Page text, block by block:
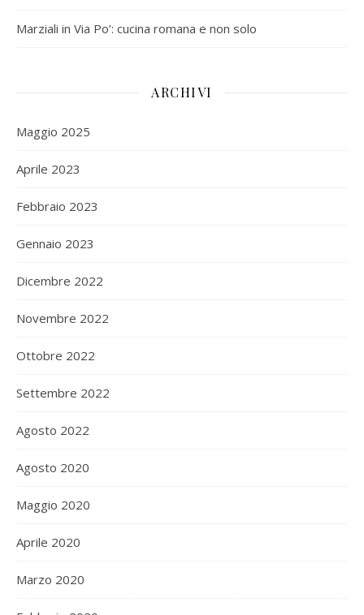
Marziali in Via Po’: cucina romana e non solo
ARCHIVI
Maggio 2025
Aprile 2023
Febbraio 2023
Gennaio 2023
Dicembre 2022
Novembre 2022
Ottobre 2022
Settembre 2022
Agosto 2022
Agosto 2020
Maggio 2020
Aprile 2020
Marzo 2020